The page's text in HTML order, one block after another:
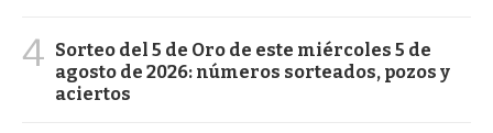
4 Sorteo del 5 de Oro de este miércoles 5 de
agosto de 2026: números sorteados, pozos y
aciertos